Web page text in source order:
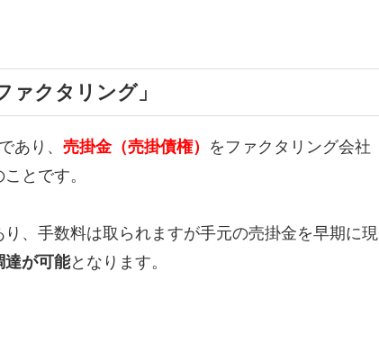
ァクタリング」
あり、 売掛金（売掛債権） をファクタリング会社
とです。
、手数料は取られますが手元の売掛金を早期に現
達が可能となります。